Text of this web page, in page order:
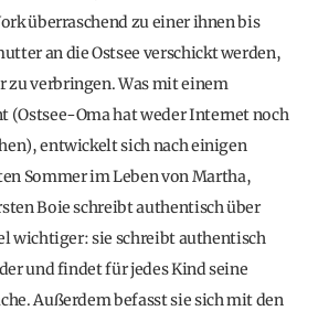
überraschend zu einer ihnen bis
an die Ostsee verschickt werden,
zu verbringen. Was mit einem
(Ostsee-Oma hat weder Internet noch
entwickelt sich nach einigen
Sommer im Leben von Martha,
Boie schreibt authentisch über
wichtiger: sie schreibt authentisch
und findet für jedes Kind seine
Außerdem befasst sie sich mit den